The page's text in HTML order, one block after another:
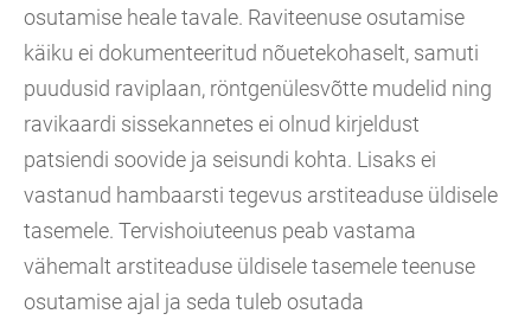
osutamise heale tavale. Raviteenuse osutamise
käiku ei dokumenteeritud nõuetekohaselt, samuti
puudusid raviplaan, röntgenülesvõtte mudelid ning
ravikaardi sissekannetes ei olnud kirjeldust
patsiendi soovide ja seisundi kohta. Lisaks ei
vastanud hambaarsti tegevus arstiteaduse üldisele
tasemele. Tervishoiuteenus peab vastama
vähemalt arstiteaduse üldisele tasemele teenuse
osutamise ajal ja seda tuleb osutada